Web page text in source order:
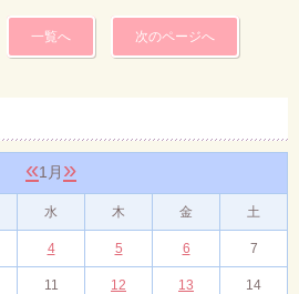
一覧へ 次のページへ
«1月 »
水 木 金 土
4 5 6 7
11 12 13 14